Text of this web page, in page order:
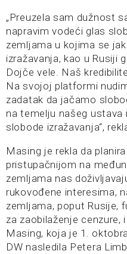
„Preuzela sam dužnost
napravim vodeći glas
zemljama u kojima se
izražavanja, kao u Rusiji
Dojče vele. Naš
Na svojoj platformi
zadatak da jačamo
na temelju našeg ustava
slobode izražavanja“,
Masing je rekla da
pristupačnijom na
zemljama nas
rukovođene interesima,
zemljama, poput Rusije,
za zaobilaženje cenzure,
Masing, koja je 1.
DW nasledila Petera